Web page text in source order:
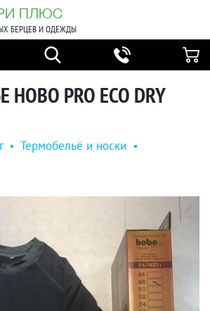
ПЛЮС
БЕРЦЕВ И ОДЕЖДЫ
PRO ECO DRY
• Термобельё и носки •